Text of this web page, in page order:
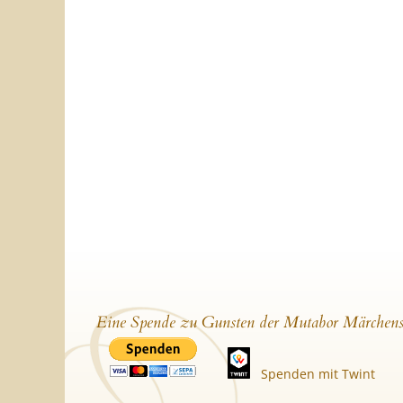
Eine Spende zu Gunsten der Mutabor
Spenden mit Twint